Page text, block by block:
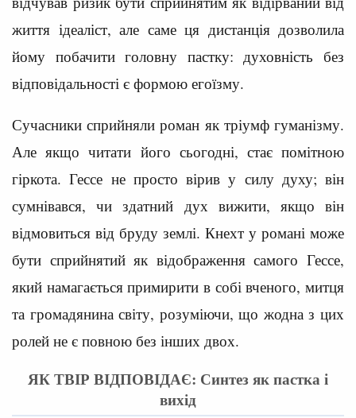
життя ідеаліст, але саме ця дистанція дозволила
йому побачити головну пастку: духовність без
відповідальності є формою егоїзму.
Сучасники сприйняли роман як тріумф гуманізму.
Але якщо читати його сьогодні, стає помітною
гіркота. Гессе не просто вірив у силу духу; він
сумнівався, чи здатний дух вижити, якщо він
відмовиться від бруду землі. Кнехт у романі може
бути сприйнятий як відображення самого Гессе,
який намагається примирити в собі вченого, митця
та громадянина світу, розуміючи, що жодна з цих
ролей не є повною без інших двох.
ЯК ТВІР ВІДПОВІДАЄ: Синтез як пастка і
вихід